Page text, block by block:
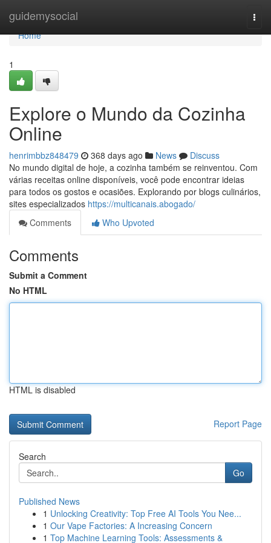
guidemysocial
Home
Home
1
Explore o Mundo da Cozinha
Online
henrimbbz848479 368 days ago News
Discuss
No mundo digital de hoje, a cozinha também se reinventou. Com
várias receitas online disponíveis, você pode encontrar ideias
para todos os gostos e ocasiões. Explorando por blogs culinários,
sites especializados https://multicanais.abogado/
Comments
Who Upvoted
Comments
Submit a Comment
No HTML
HTML is disabled
Report Page
Search
Go
Published News
1 Unlocking Creativity: Top Free AI Tools You Nee...
1 Our Vape Factories: A Increasing Concern
1 Top Machine Learning Tools: Assessments &